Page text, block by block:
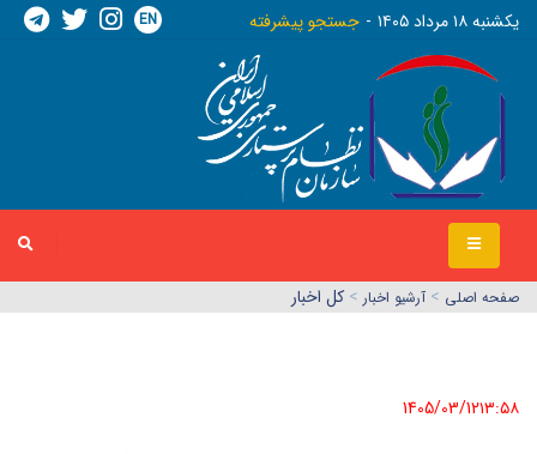
يکشنبه ١٨ مرداد ١٤٠٥ جستجو پیشرفته EN
صفحه اصلي > آرشیو اخبار > کل اخبار
1405/03/12١٣:٥٨